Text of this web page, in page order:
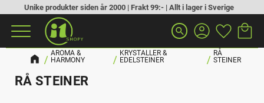
Meny
Unike produkter siden år 2000 | Frakt 99:- | Allt i lager i Sverige
search
AROMA &
HARMONY
KRYSTALLER &
EDELSTEINER
RÅ
STEINER
RÅ STEINER